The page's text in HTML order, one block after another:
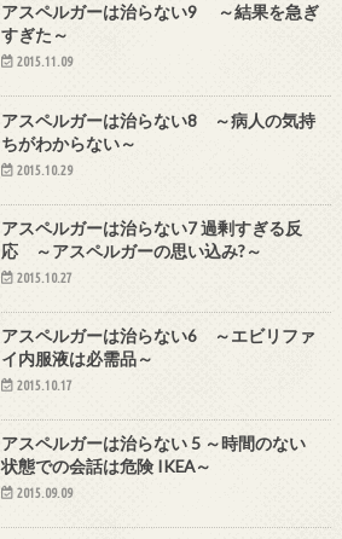
アスペルガーは治らない9 ～結果を急ぎ
すぎた～
2015.11.09
アスペルガーは治らない8 ～病人の気持
ちがわからない～
2015.10.29
アスペルガーは治らない7 過剰すぎる反
応 ～アスペルガーの思い込み?～
2015.10.27
アスペルガーは治らない6 ～エビリファ
イ内服液は必需品～
2015.10.17
アスペルガーは治らない 5 ～時間のない
状態での会話は危険 IKEA～
2015.09.09